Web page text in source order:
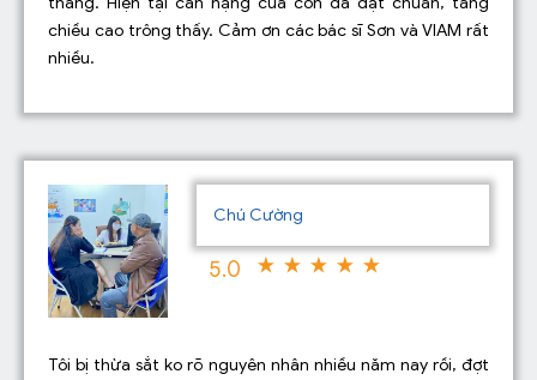
chiều cao trông thấy. Cảm ơn các bác sĩ Sơn và VIAM rất
nhiều.
Chú Cường
5.0
Tôi bị thừa sắt ko rõ nguyên nhân nhiều năm nay rồi, đợt